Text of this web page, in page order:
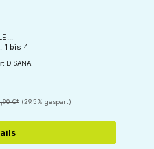
1 bis 4
DISANA
€* (29.5% gespart)